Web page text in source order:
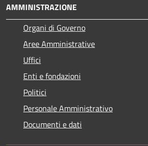
AMMINISTRAZIONE
Organi di Governo
Aree Amministrative
Uffici
Enti e fondazioni
Politici
Personale Amministrativo
Documenti e dati